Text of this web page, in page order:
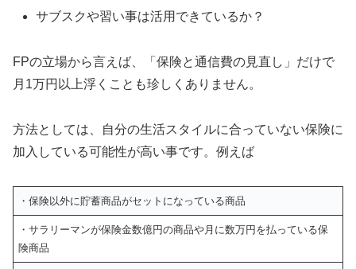
サブスクや習い事は活用できているか？
FPの立場から言えば、「保険と通信費の見直し」だけで
月1万円以上浮くことも珍しくありません。
方法としては、自分の生活スタイルに合っていない保険に
加入している可能性が高い事です。例えば
・保険以外に貯蓄商品がセットになっている商品
・サラリーマンが保険金数億円の商品や月に数万円を払っている保
険商品